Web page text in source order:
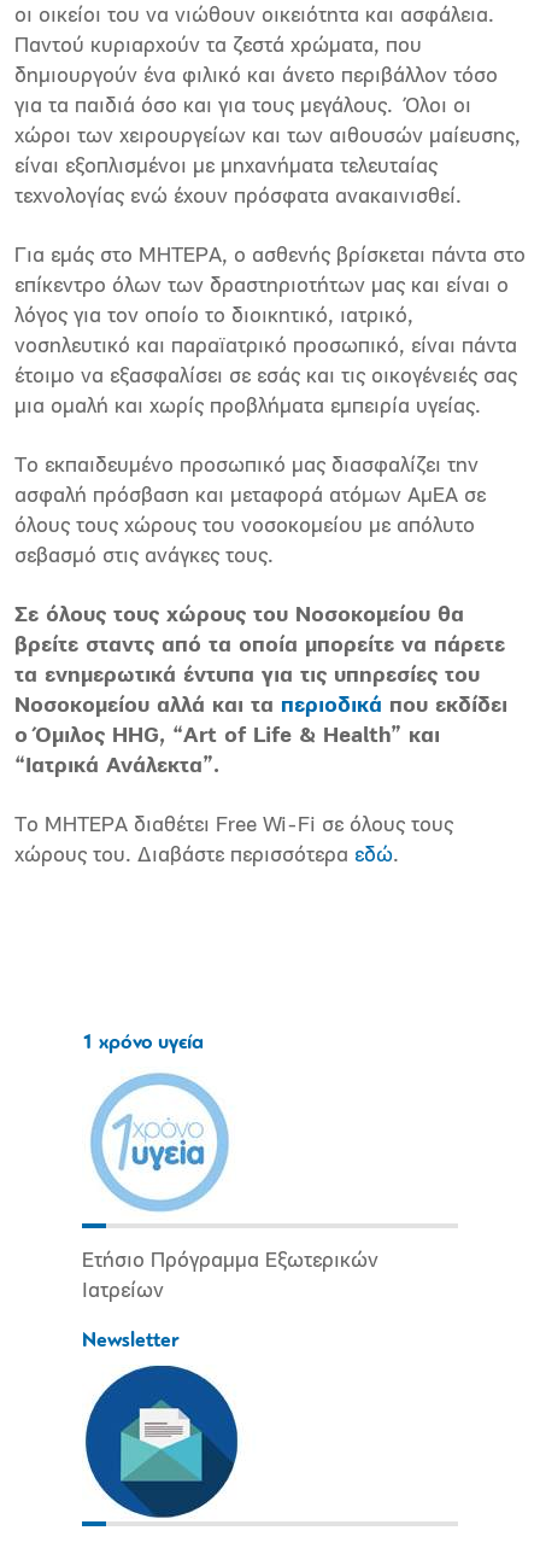
οι οικείοι του να νιώθουν οικειότητα και ασφάλεια.
Παντού κυριαρχούν τα ζεστά χρώματα, που
δημιουργούν ένα φιλικό και άνετο περιβάλλον τόσο
για τα παιδιά όσο και για τους μεγάλους. Όλοι οι
χώροι των χειρουργείων και των αιθουσών μαίευσης,
είναι εξοπλισμένοι με μηχανήματα τελευταίας
τεχνολογίας ενώ έχουν πρόσφατα ανακαινισθεί.
Για εμάς στο ΜΗΤΕΡΑ, ο ασθενής βρίσκεται πάντα στο
επίκεντρο όλων των δραστηριοτήτων μας και είναι ο
λόγος για τον οποίο το διοικητικό, ιατρικό,
νοσηλευτικό και παραϊατρικό προσωπικό, είναι πάντα
έτοιμο να εξασφαλίσει σε εσάς και τις οικογένειές σας
μια ομαλή και χωρίς προβλήματα εμπειρία υγείας.
Το εκπαιδευμένο προσωπικό μας διασφαλίζει την
ασφαλή πρόσβαση και μεταφορά ατόμων ΑμΕΑ σε
όλους τους χώρους του νοσοκομείου με απόλυτο
σεβασμό στις ανάγκες τους.
Σε όλους τους χώρους του Νοσοκομείου θα
βρείτε σταντς από τα οποία μπορείτε να πάρετε
τα ενημερωτικά έντυπα για τις υπηρεσίες του
Νοσοκομείου αλλά και τα περιοδικά που εκδίδει
ο Όμιλος HHG, “Art of Life & Health” και
“Ιατρικά Ανάλεκτα”.
Το ΜΗΤΕΡΑ διαθέτει Free Wi-Fi σε όλους τους
χώρους του. Διαβάστε περισσότερα εδώ.
1 χρόνο υγεία
Ετήσιο Πρόγραμμα Εξωτερικών
Ιατρείων
Newsletter